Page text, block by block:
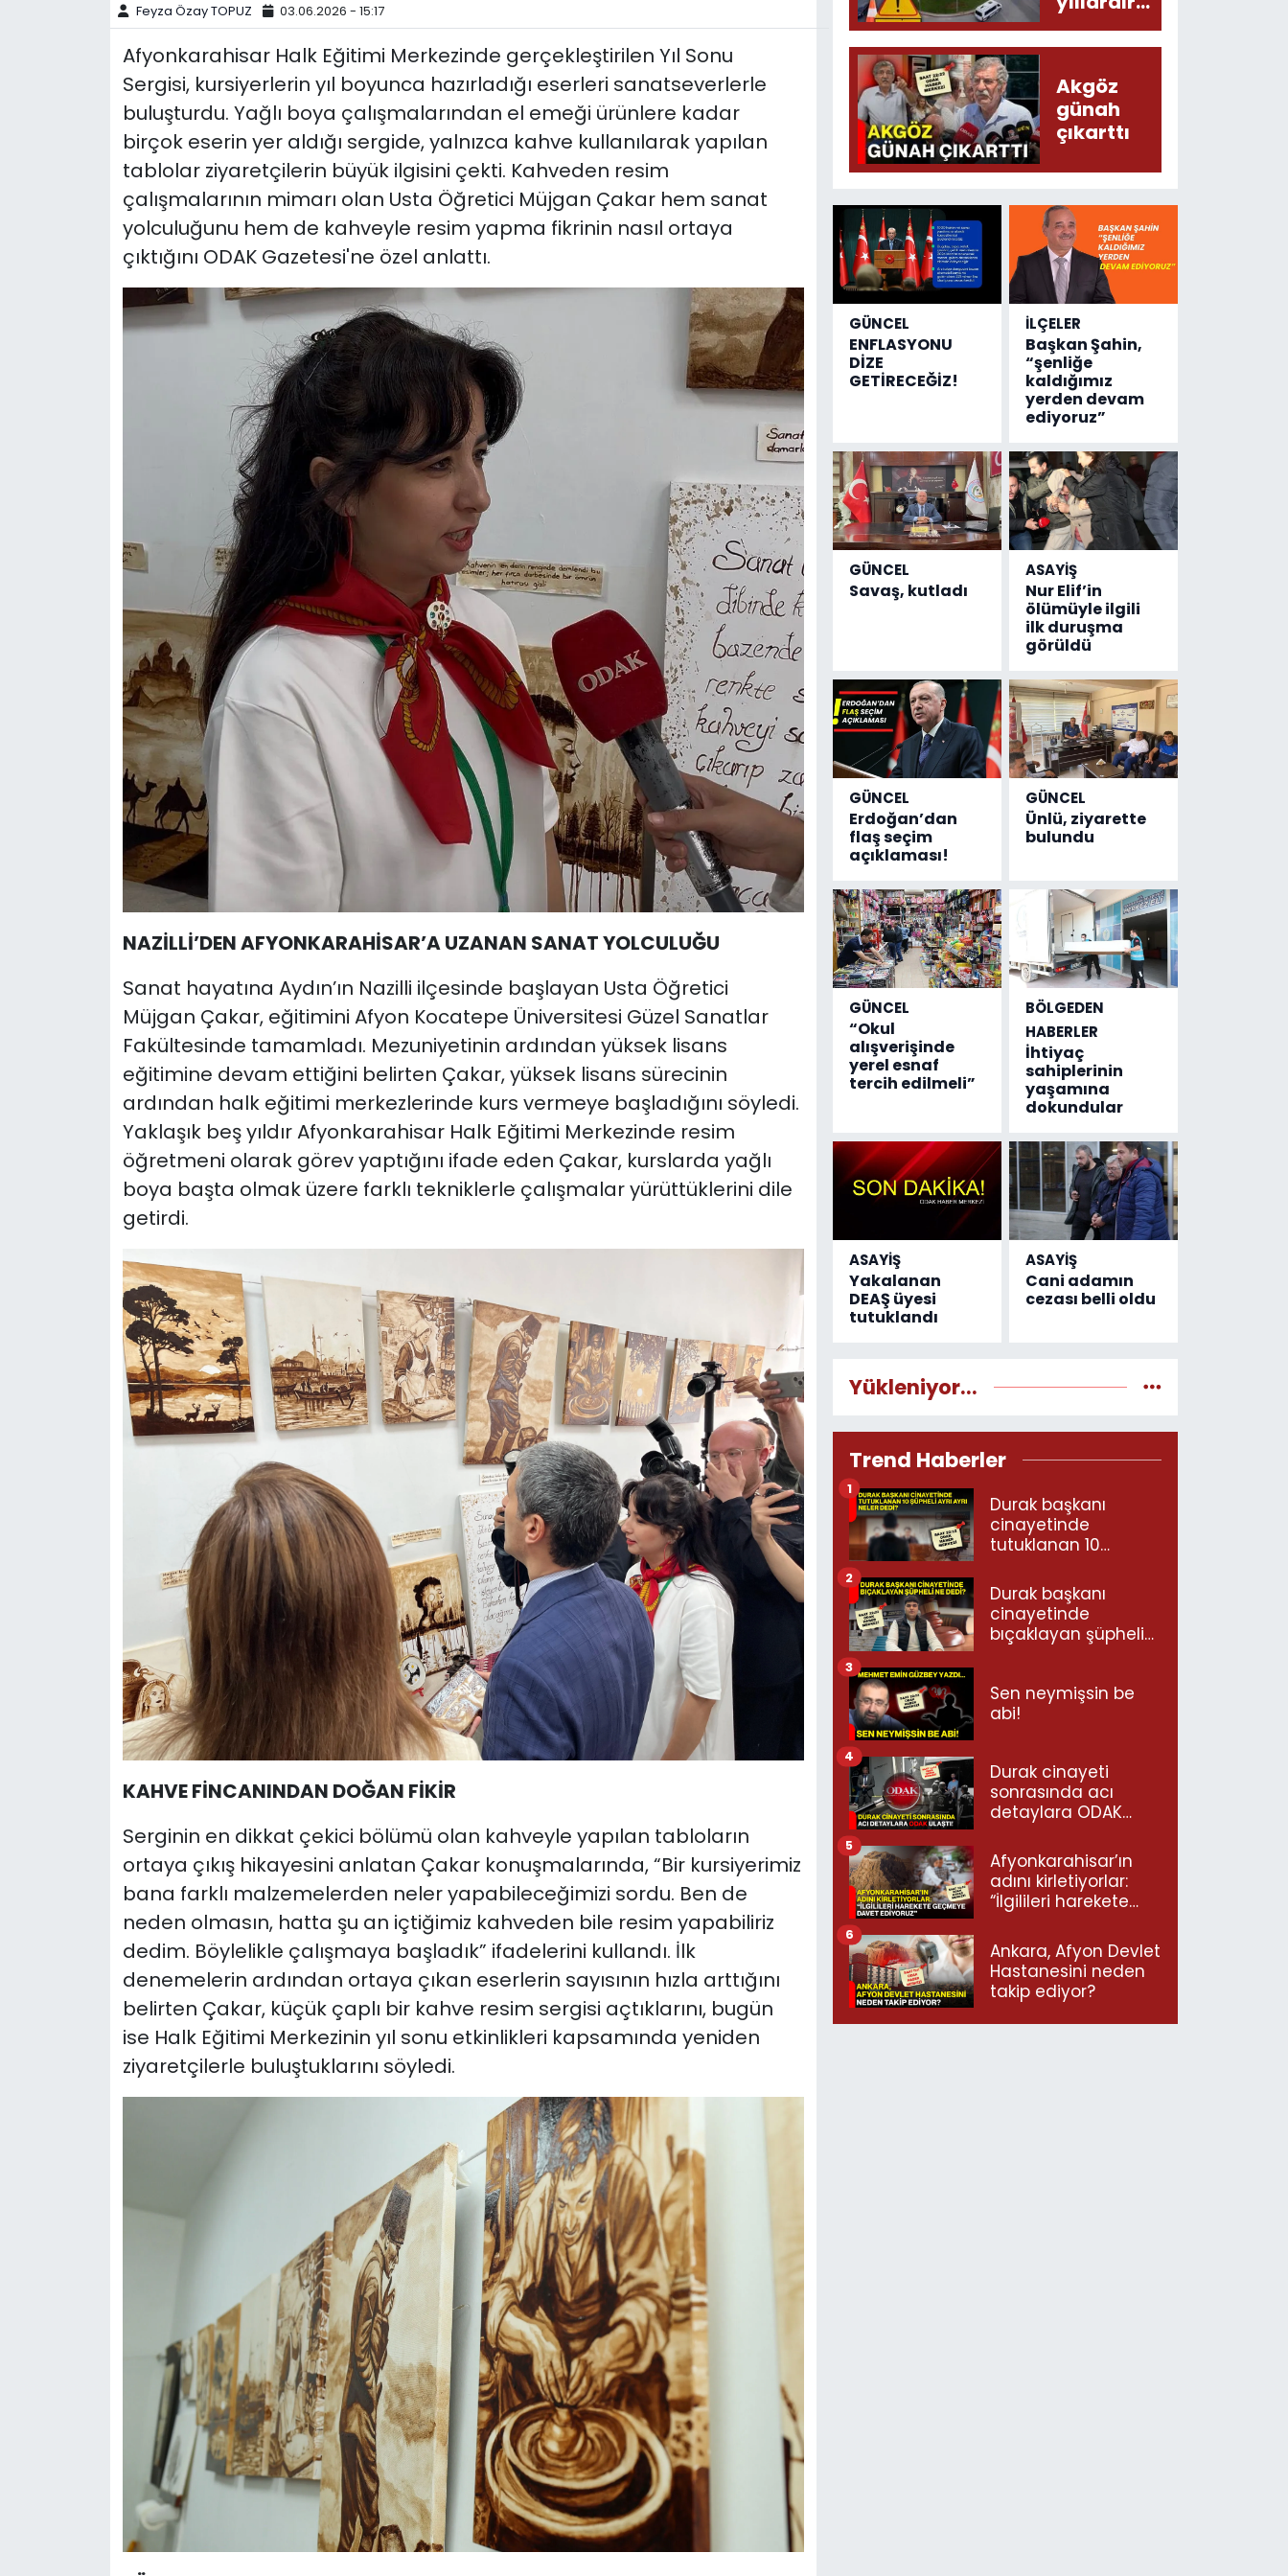
Feyza Özay TOPUZ 03.06.2026 - 15:17
Afyonkarahisar Halk Eğitimi Merkezinde gerçekleştirilen Yıl Sonu
Sergisi, kursiyerlerin yıl boyunca hazırladığı eserleri sanatseverlerle
buluşturdu. Yağlı boya çalışmalarından el emeği ürünlere kadar
birçok eserin yer aldığı sergide, yalnızca kahve kullanılarak yapılan
tablolar ziyaretçilerin büyük ilgisini çekti. Kahveden resim
çalışmalarının mimarı olan Usta Öğretici Müjgan Çakar hem sanat
yolculuğunu hem de kahveyle resim yapma fikrinin nasıl ortaya
çıktığını ODAK Gazetesi'ne özel anlattı.
NAZİLLİ’DEN AFYONKARAHİSAR’A UZANAN SANAT YOLCULUĞU
Sanat hayatına Aydın’ın Nazilli ilçesinde başlayan Usta Öğretici
Müjgan Çakar, eğitimini Afyon Kocatepe Üniversitesi Güzel Sanatlar
Fakültesinde tamamladı. Mezuniyetinin ardından yüksek lisans
eğitimine devam ettiğini belirten Çakar, yüksek lisans sürecinin
ardından halk eğitimi merkezlerinde kurs vermeye başladığını söyledi.
Yaklaşık beş yıldır Afyonkarahisar Halk Eğitimi Merkezinde resim
öğretmeni olarak görev yaptığını ifade eden Çakar, kurslarda yağlı
boya başta olmak üzere farklı tekniklerle çalışmalar yürüttüklerini dile
getirdi.
KAHVE FİNCANINDAN DOĞAN FİKİR
Serginin en dikkat çekici bölümü olan kahveyle yapılan tabloların
ortaya çıkış hikayesini anlatan Çakar konuşmalarında, “Bir kursiyerimiz
bana farklı malzemelerden neler yapabileceğimizi sordu. Ben de
neden olmasın, hatta şu an içtiğimiz kahveden bile resim yapabiliriz
dedim. Böylelikle çalışmaya başladık” ifadelerini kullandı. İlk
denemelerin ardından ortaya çıkan eserlerin sayısının hızla arttığını
belirten Çakar, küçük çaplı bir kahve resim sergisi açtıklarını, bugün
ise Halk Eğitimi Merkezinin yıl sonu etkinlikleri kapsamında yeniden
ziyaretçilerle buluştuklarını söyledi.
değişen
tek şey
sayısı!
Akgöz
günah
çıkarttı
GÜNCEL
ENFLASYONU
DİZE
GETİRECEĞİZ!
İLÇELER
Başkan Şahin,
“şenliğe
kaldığımız
yerden devam
ediyoruz”
GÜNCEL
Savaş, kutladı
ASAYİŞ
Nur Elif’in
ölümüyle ilgili
ilk duruşma
görüldü
GÜNCEL
Erdoğan’dan
flaş seçim
açıklaması!
GÜNCEL
Ünlü, ziyarette
bulundu
GÜNCEL
“Okul
alışverişinde
yerel esnaf
tercih edilmeli”
BÖLGEDEN
HABERLER
İhtiyaç
sahiplerinin
yaşamına
dokundular
ASAYİŞ
Yakalanan
DEAŞ üyesi
tutuklandı
ASAYİŞ
Cani adamın
cezası belli oldu
Yükleniyor...
Trend Haberler
Durak başkanı
cinayetinde
tutuklanan 10
neler dedi?
1
Durak başkanı
cinayetinde
bıçaklayan şüpheli
2
Sen neymişsin be
abi!
3
Durak cinayeti
sonrasında acı
detaylara ODAK
4
Afyonkarahisar’ın
adını kirletiyorlar:
“İlgilileri harekete
ediyoruz”
5
Ankara, Afyon Devlet
Hastanesini neden
takip ediyor?
6